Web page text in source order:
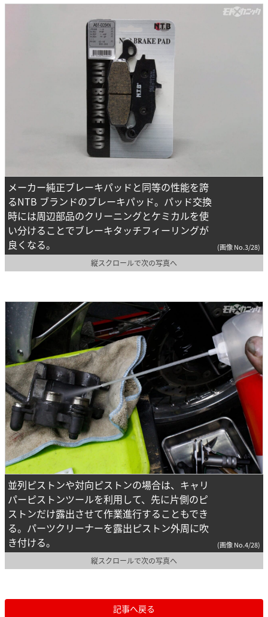
メーカー純正ブレーキパッドと同等の性能を誇
るNTB ブランドのブレーキパッド。パッド交換
時には周辺部品のクリーニングとケミカルを使
い分けることでブレーキタッチフィーリングが
良くなる。
(画像 No.3/28)
縦スクロールで次の写真へ
並列ピストンや対向ピストンの場合は、キャリ
パーピストンツールを利用して、先に片側のピ
ストンだけ露出させて作業進行することもでき
る。パーツクリーナーを露出ピストン外周に吹
き付ける。
(画像 No.4/28)
縦スクロールで次の写真へ
記事へ戻る